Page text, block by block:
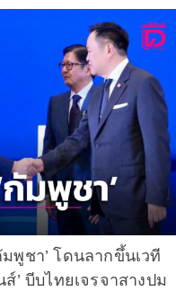
มพูชา’ โดนลากขึ้นเวที
ส์’ บีบไทยเจรจาสางปม